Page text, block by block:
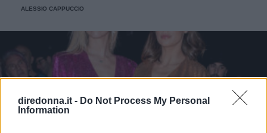
diredonna.it - Do Not Process My Personal
Information
ALESSIO CAPPUCCIO